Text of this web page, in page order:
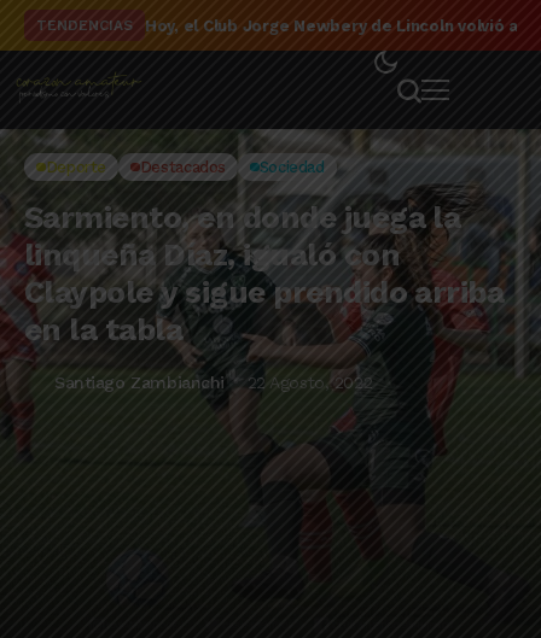
TENDENCIAS El detalle de la campaña de El Linqueño en el
Deporte Destacados Sociedad
Sarmiento, en donde juega la
linqueña Díaz, igualó con
Claypole y sigue prendido arriba
en la tabla
Santiago Zambianchi 22 Agosto, 2022